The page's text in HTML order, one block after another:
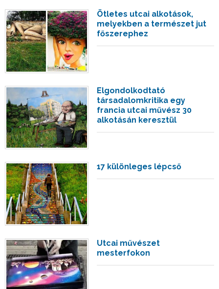
Ötletes utcai alkotások,
melyekben a természet jut
főszerephez
Elgondolkodtató
társadalomkritika egy
francia utcai művész 30
alkotásán keresztül
17 különleges lépcső
Utcai művészet
mesterfokon